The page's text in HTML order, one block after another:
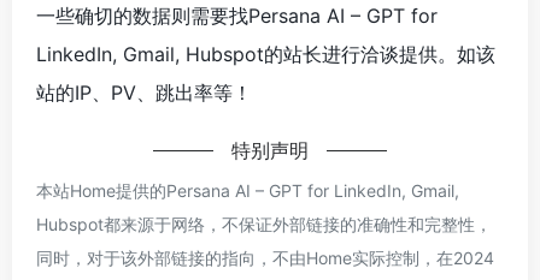
一些确切的数据则需要找Persana AI – GPT for
LinkedIn, Gmail, Hubspot的站长进行洽谈提供。如该
站的IP、PV、跳出率等！
特别声明
本站Home提供的Persana AI – GPT for LinkedIn, Gmail,
Hubspot都来源于网络，不保证外部链接的准确性和完整性，
同时，对于该外部链接的指向，不由Home实际控制，在2024